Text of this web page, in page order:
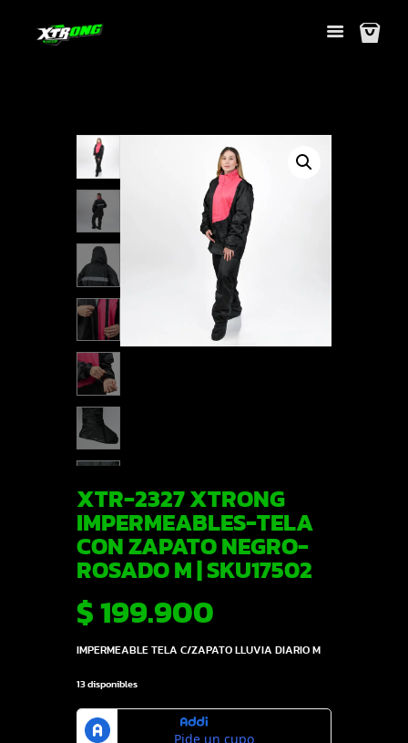
XTR-2327 XTRONG
IMPERMEABLES-TELA
CON ZAPATO NEGRO-
ROSADO M | SKU17502
$ 199.900
IMPERMEABLE TELA C/ZAPATO LLUVIA DIARIO M
13 disponibles